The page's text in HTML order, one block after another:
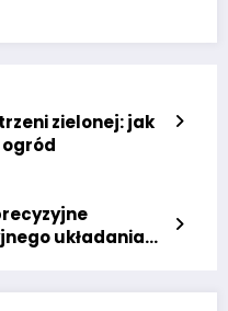
zielonej: jak
układania